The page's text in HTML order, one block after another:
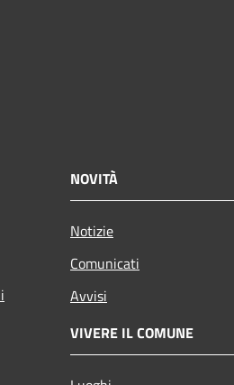
NOVITÀ
Notizie
Comunicati
Avvisi
VIVERE IL COMUNE